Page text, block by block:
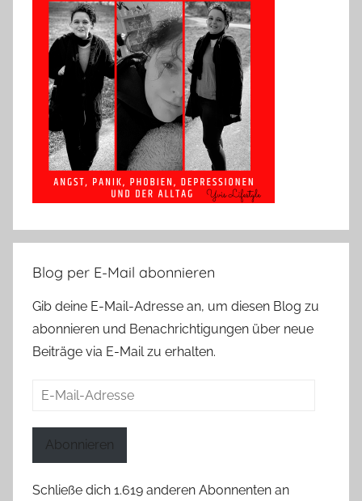
Blog per E-Mail abonnieren
Gib deine E-Mail-Adresse an, um diesen Blog zu
abonnieren und Benachrichtigungen über neue
Beiträge via E-Mail zu erhalten.
E-
Abonnieren
Schließe dich 1.619 anderen Abonnenten an